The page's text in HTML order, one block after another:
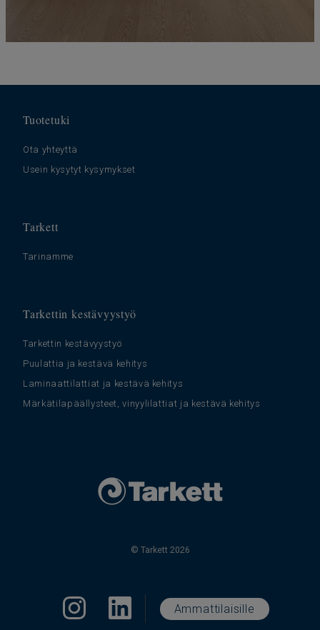
Tuotetuki
Ota yhteyttä
Usein kysytyt kysymykset
Tarkett
Tarinamme
Tarkettin kestävyystyö
Tarkettin kestävyystyö
Puulattia ja kestävä kehitys
Laminaattilattiat ja kestävä kehitys
Märkätilapäällysteet, vinyylilattiat ja kestävä kehitys
© Tarkett 2026
Ammattilaisille